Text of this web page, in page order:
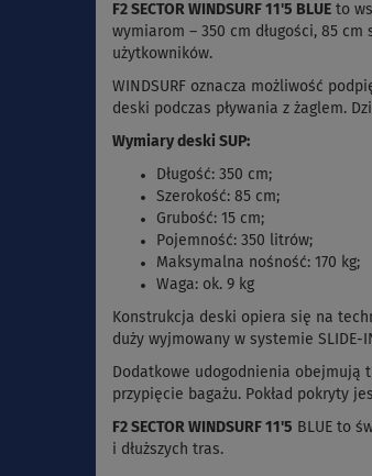
F2 SECTOR WINDSURF 11'5 BLUE to
wymiarom – 350 cm długości, 85
użytkowników.
WINDSURF oznacza możliwość
deski podczas pływania z żaglem.
Wymiary deski SUP:
Długość: 350 cm;
Szerokość: 85 cm;
Grubość: 15 cm;
Pojemność: 350 litrów;
Maksymalna nośność: 170 kg;
Waga: ok. 9 kg
Konstrukcja deski opiera się na
duży wyjmowany w systemie SLIDE-
Dodatkowe udogodnienia obejmują
przypięcie bagażu. Pokład pokryty
F2 SECTOR WINDSURF 11'5 BLUE to
i dłuższych tras.